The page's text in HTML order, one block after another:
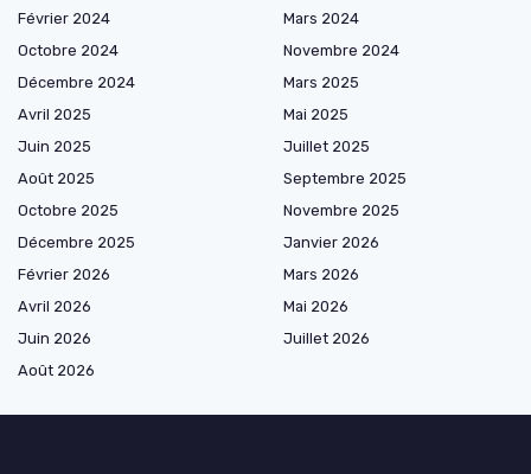
Février 2024
Mars 2024
Octobre 2024
Novembre 2024
Décembre 2024
Mars 2025
Avril 2025
Mai 2025
Juin 2025
Juillet 2025
Août 2025
Septembre 2025
Octobre 2025
Novembre 2025
Décembre 2025
Janvier 2026
Février 2026
Mars 2026
Avril 2026
Mai 2026
Juin 2026
Juillet 2026
Août 2026